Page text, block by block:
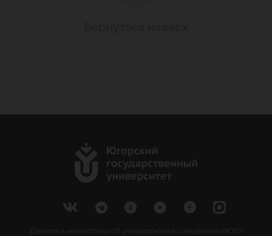
Делитесь новостями об университете с хештегом #ЮГУ